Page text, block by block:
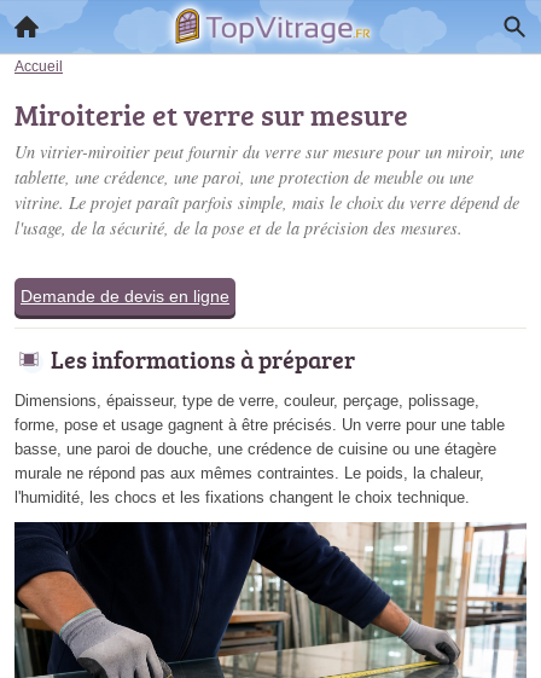
Accueil
Miroiterie et verre sur mesure
Un vitrier-miroitier peut fournir du verre sur mesure pour un miroir, une
tablette, une crédence, une paroi, une protection de meuble ou une
vitrine. Le projet paraît parfois simple, mais le choix du verre dépend de
l'usage, de la sécurité, de la pose et de la précision des mesures.
Demande de devis en ligne
Les informations à préparer
Dimensions, épaisseur, type de verre, couleur, perçage, polissage,
forme, pose et usage gagnent à être précisés. Un verre pour une table
basse, une paroi de douche, une crédence de cuisine ou une étagère
murale ne répond pas aux mêmes contraintes. Le poids, la chaleur,
l'humidité, les chocs et les fixations changent le choix technique.